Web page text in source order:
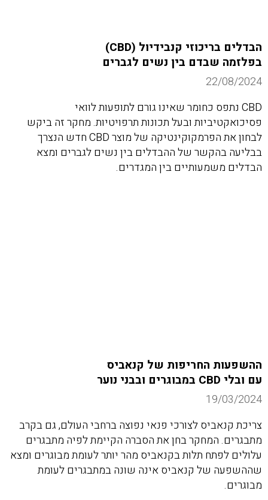
הבדלים בריכוזי קנבידיול (CBD)
בפלזמה שבדם בין נשים לגברים
22/08/2024
CBD נתפס כחומר שאינו גורם לתופעות לוואי
פסיכואקטיביות ובעל תכונות תרפויטיות. מחקר זה ביקש
לבחון את הפרמקוקינטיקה של מוצר CBD חדש הנצרך
בבליעה בהקשר של ההבדלים בין נשים לגברים ומצא
הבדלים משמעותיים בין המגדרים.
ההשפעות החריפות של קנאביס
עם ובלי CBD במבוגרים ובבני נוער
19/03/2024
צריכת קנאביס לצורכי פנאי נפוצה ברחבי העולם, גם בקרב
מתבגרים. המחקר בחן את הסברה הקיימת לפיה מתבגרים
עלולים לפתח תלות בקנאביס מהר יותר לעומת מבוגרים ומצא
שההשפעה של קנאביס אינה שונה במתבגרים לעומת
מבוגרים.